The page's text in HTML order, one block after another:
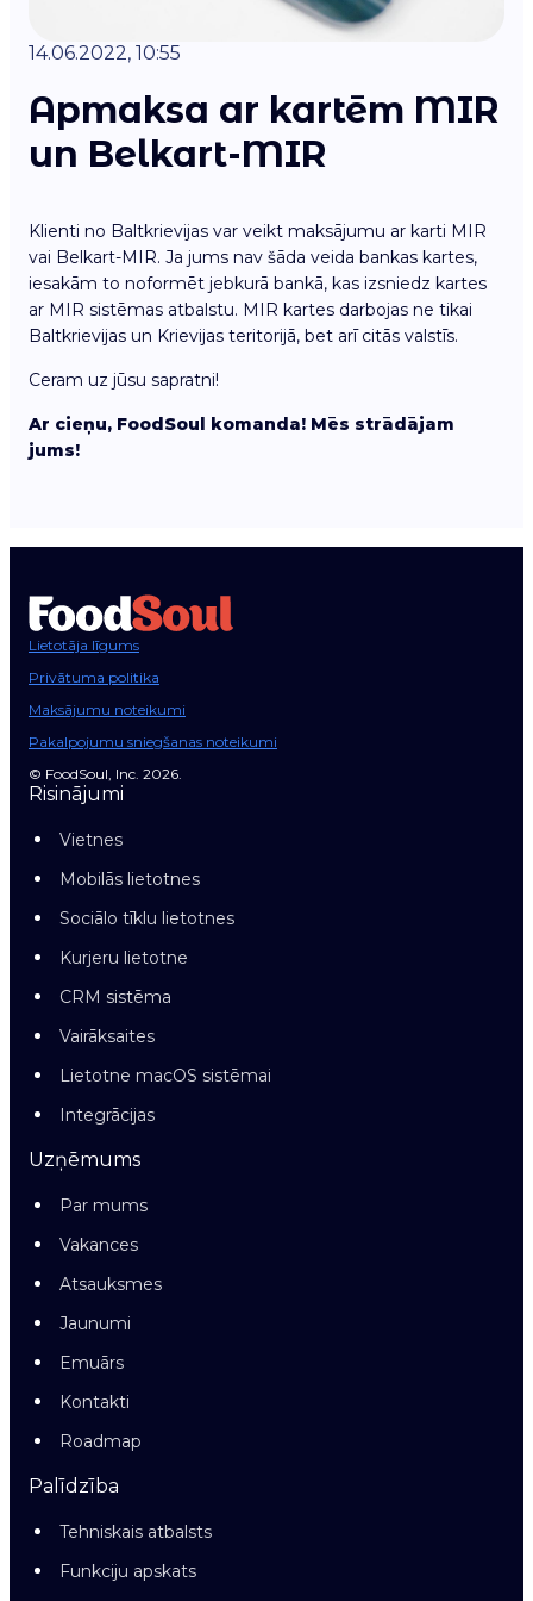
14.06.2022, 10:55
Apmaksa ar kartēm MIR
un Belkart-MIR
Klienti no Baltkrievijas var veikt maksājumu ar karti MIR
vai Belkart-MIR. Ja jums nav šāda veida bankas kartes,
iesakām to noformēt jebkurā bankā, kas izsniedz kartes
ar MIR sistēmas atbalstu. MIR kartes darbojas ne tikai
Baltkrievijas un Krievijas teritorijā, bet arī citās valstīs.
Ceram uz jūsu sapratni!
Ar cieņu, FoodSoul komanda! Mēs strādājam
jums!
Lietotāja līgums
Privātuma politika
Maksājumu noteikumi
Pakalpojumu sniegšanas noteikumi
© FoodSoul, Inc. 2026.
Risinājumi
Vietnes
Mobilās lietotnes
Sociālo tīklu lietotnes
Kurjeru lietotne
CRM sistēma
Vairāksaites
Lietotne macOS sistēmai
Integrācijas
Uzņēmums
Par mums
Vakances
Atsauksmes
Jaunumi
Emuārs
Kontakti
Roadmap
Palīdzība
Tehniskais atbalsts
Funkciju apskats